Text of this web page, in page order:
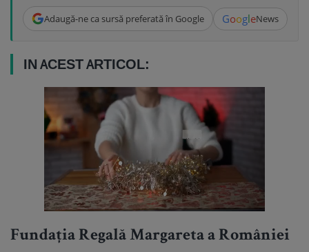
Adaugă-ne ca sursă preferată în Google GoogleNews
IN ACEST ARTICOL:
Fundația Regală Margareta a României